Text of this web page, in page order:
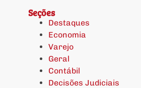
Seções
Destaques
Economia
Varejo
Geral
Contábil
Decisões Judiciais